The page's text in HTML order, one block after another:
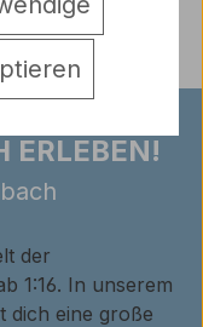
ERLEBEN!
der
1:16. In unserem
dich eine große